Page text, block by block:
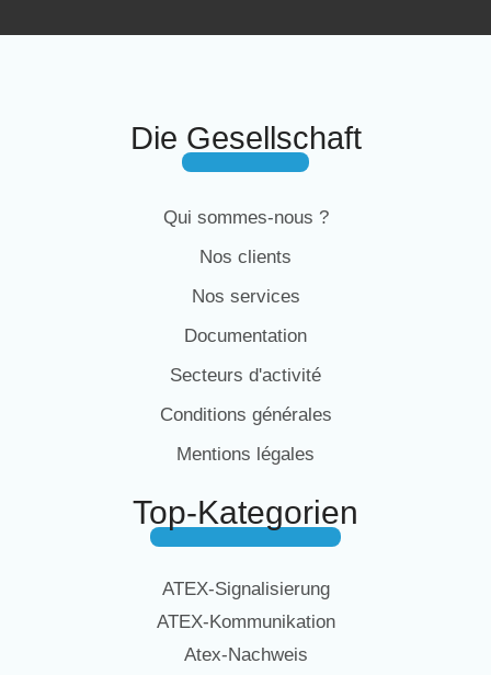
Die Gesellschaft
Qui sommes-nous ?
Nos clients
Nos services
Documentation
Secteurs d'activité
Conditions générales
Mentions légales
Top-Kategorien
ATEX-Signalisierung
ATEX-Kommunikation
Atex-Nachweis